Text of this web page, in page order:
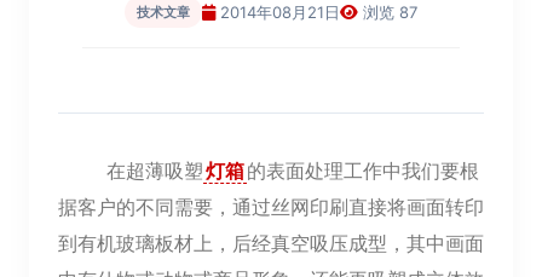
技术文章 2014年08月21日 浏览 87
在超薄吸塑灯箱的表面处理工作中我们要根
据客户的不同需要，通过丝网印刷直接将画面转印
到有机玻璃板材上，后经真空吸压成型，其中画面